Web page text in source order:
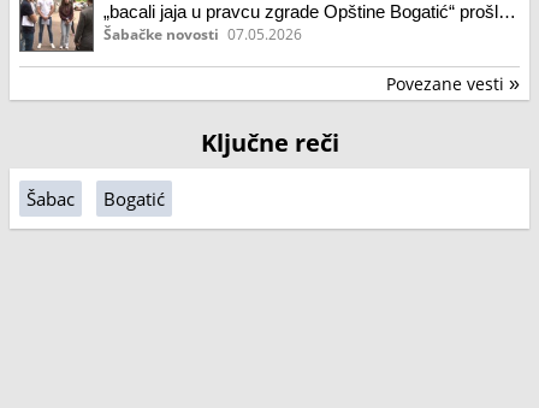
„bacali jaja u pravcu zgrade Opštine Bogatić“ prošle
godine
Šabačke novosti 07.05.2026
Povezane vesti »
Ključne reči
Šabac Bogatić